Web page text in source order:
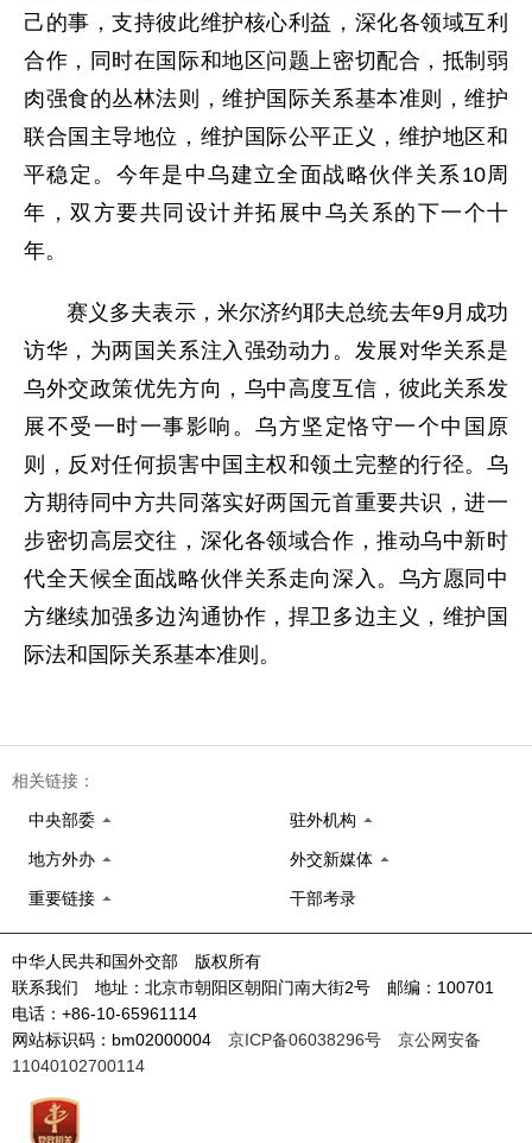
己的事，支持彼此维护核心利益，深化各领域互利
合作，同时在国际和地区问题上密切配合，抵制弱
肉强食的丛林法则，维护国际关系基本准则，维护
联合国主导地位，维护国际公平正义，维护地区和
平稳定。今年是中乌建立全面战略伙伴关系10周
年，双方要共同设计并拓展中乌关系的下一个十
年。
赛义多夫表示，米尔济约耶夫总统去年9月成功
访华，为两国关系注入强劲动力。发展对华关系是
乌外交政策优先方向，乌中高度互信，彼此关系发
展不受一时一事影响。乌方坚定恪守一个中国原
则，反对任何损害中国主权和领土完整的行径。乌
方期待同中方共同落实好两国元首重要共识，进一
步密切高层交往，深化各领域合作，推动乌中新时
代全天候全面战略伙伴关系走向深入。乌方愿同中
方继续加强多边沟通协作，捍卫多边主义，维护国
际法和国际关系基本准则。
相关链接：
中央部委 驻外机构
地方外办 外交新媒体
重要链接 干部考录
中华人民共和国外交部 版权所有
联系我们 地址：北京市朝阳区朝阳门南大街2号 邮编：100701
电话：+86-10-65961114
网站标识码：bm02000004 京ICP备06038296号
京公网安备
11040102700114